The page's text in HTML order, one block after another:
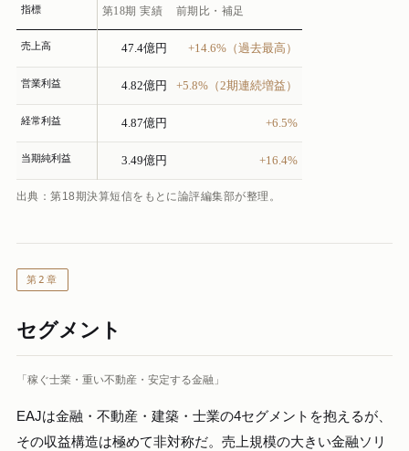
指標 第18期 実績 前期比・補足
売上高 47.4億円 +14.6%（過去最高）
営業利益 4.82億円 +5.8%（2期連続増益）
経常利益 4.87億円 +6.5%
当期純利益 3.49億円 +16.4%
出典：第18期決算短信をもとに論評編集部が整理。
第2章
セグメント
「稼ぐ士業・重い不動産・安定する金融」
EAJは金融・不動産・建築・士業の4セグメントを抱えるが、
その収益構造は極めて非対称だ。売上規模の大きい金融ソリ